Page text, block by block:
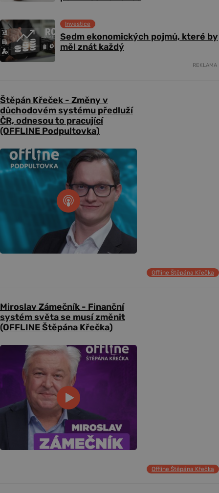
Sedm ekonomických pojmů, které by
měl znát každý
Investice
REKLAMA
Štěpán Křeček - Změny v
důchodovém systému předluží
ČR, odnesou to pracující
(OFFLINE Podpultovka)
Offline Štěpána Křečka
Miroslav Zámečník - Finanční
systém světa se musí změnit
(OFFLINE Štěpána Křečka)
Offline Štěpána Křečka